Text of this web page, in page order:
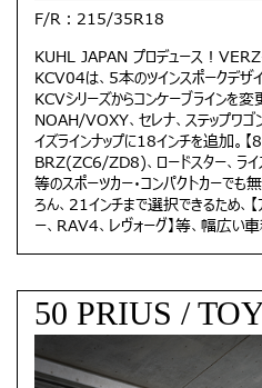
F/R：215/35R18
KUHL JAPAN プロデュース！
KCV04は、5本のツインスポークデザ
KCVシリーズからコンケーブラインを変更
NOAH/VOXY、セレナ、ステップワゴ
イズラインナップに18インチを追
BRZ(ZC6/ZD8)、ロードスター、ライ
等のスポーツカー・コンパクトカーでも
ろん、21インチまで選択できるため、【
ー、RAV4、レヴォーグ】等、幅広い
50 PRIUS /